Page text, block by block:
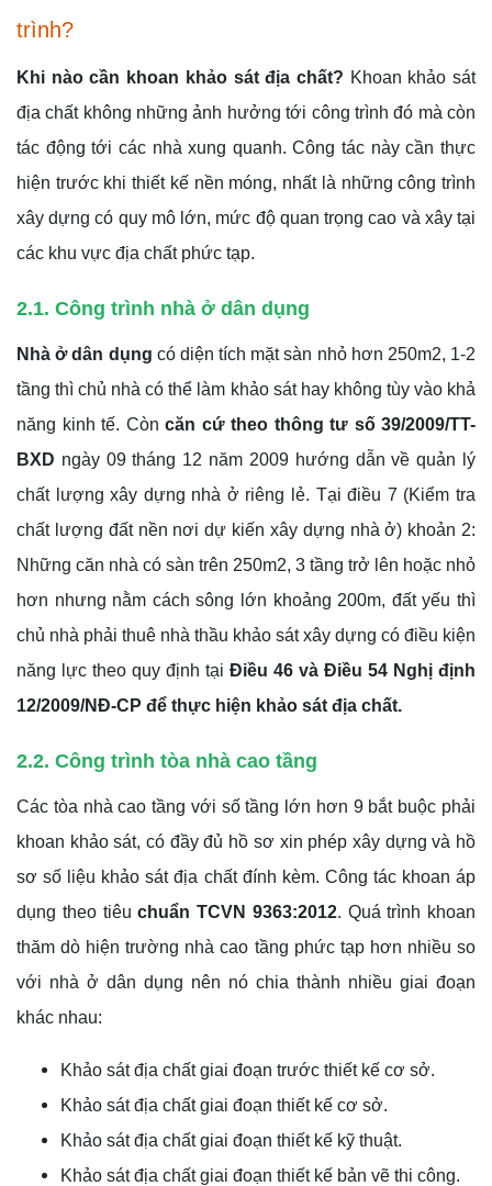
trình?
Khi nào cần khoan khảo sát địa chất? Khoan khảo sát
địa chất không những ảnh hưởng tới công trình đó mà còn
tác động tới các nhà xung quanh. Công tác này cần thực
hiện trước khi thiết kế nền móng, nhất là những công trình
xây dựng có quy mô lớn, mức độ quan trọng cao và xây tại
các khu vực địa chất phức tạp.
2.1. Công trình nhà ở dân dụng
Nhà ở dân dụng có diện tích mặt sàn nhỏ hơn 250m2, 1-2
tầng thì chủ nhà có thể làm khảo sát hay không tùy vào khả
năng kinh tế. Còn căn cứ theo thông tư số 39/2009/TT-
BXD ngày 09 tháng 12 năm 2009 hướng dẫn về quản lý
chất lượng xây dựng nhà ở riêng lẻ. Tại điều 7 (Kiểm tra
chất lượng đất nền nơi dự kiến xây dựng nhà ở) khoản 2:
Những căn nhà có sàn trên 250m2, 3 tầng trở lên hoặc nhỏ
hơn nhưng nằm cách sông lớn khoảng 200m, đất yếu thì
chủ nhà phải thuê nhà thầu khảo sát xây dựng có điều kiện
năng lực theo quy định tại Điều 46 và Điều 54 Nghị định
12/2009/NĐ-CP để thực hiện khảo sát địa chất.
2.2. Công trình tòa nhà cao tầng
Các tòa nhà cao tầng với số tầng lớn hơn 9 bắt buộc phải
khoan khảo sát, có đầy đủ hồ sơ xin phép xây dựng và hồ
sơ số liệu khảo sát địa chất đính kèm. Công tác khoan áp
dụng theo tiêuchuẩn TCVN 9363:2012. Quá trình khoan
thăm dò hiện trường nhà cao tầng phức tạp hơn nhiều so
với nhà ở dân dụng nên nó chia thành nhiều giai đoạn
khác nhau:
Khảo sát địa chất giai đoạn trước thiết kế cơ sở.
Khảo sát địa chất giai đoạn thiết kế cơ sở.
Khảo sát địa chất giai đoạn thiết kế kỹ thuật.
Khảo sát địa chất giai đoạn thiết kế bản vẽ thi công.